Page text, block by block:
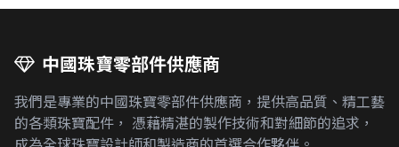
中國珠寶零部件供應商
我們是專業的中國珠寶零部件供應商，提供高品質、精工藝
的各類珠寶配件， 憑藉精湛的製作技術和對細節的追求，